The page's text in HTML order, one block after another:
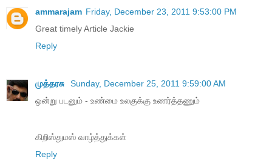
ammarajam Friday, December 23, 2011 9:53:00 PM
Great timely Article Jackie
Reply
முத்தரசு
Sunday, December 25, 2011 9:59:00 AM
ஒன்று படனும் - உண்மை உலகுக்கு உணர்த்தணும்
கிறிஸ்துமஸ் வாழ்த்துக்கள்
Reply